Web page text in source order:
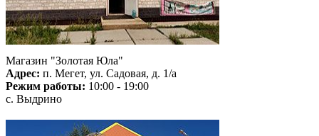
Магазин "Золотая Юла"
Адрес: п. Мегет, ул. Садовая, д. 1/а
Режим работы: 10:00 - 19:00
с. Выдрино